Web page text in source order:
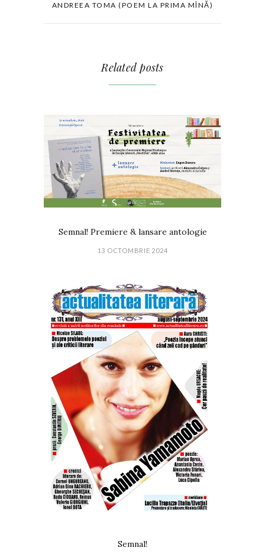
ANDREEA TOMA (POEM LA PRIMA MÎNĂ)
Related posts
Semnal! Premiere & lansare antologie
13 OCTOMBRIE 2024
Semnal!